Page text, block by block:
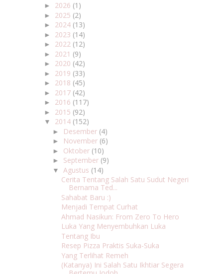
► 2026 (1)
► 2025 (2)
► 2024 (13)
► 2023 (14)
► 2022 (12)
► 2021 (9)
► 2020 (42)
► 2019 (33)
► 2018 (45)
► 2017 (42)
► 2016 (117)
► 2015 (92)
▼ 2014 (152)
► Desember (4)
► November (6)
► Oktober (10)
► September (9)
▼Agustus (14)
Cerita Tentang Salah Satu Sudut Negeri
Bernama Ted...
Sahabat Baru :)
Menjadi Tempat Curhat
Ahmad Nasikun: From Zero To Hero
Luka Yang Menyembuhkan Luka
Tentang Ibu
Resep Pizza Praktis Suka-Suka
Yang Terlihat Remeh
(Katanya) Ini Salah Satu Ikhtiar Segera